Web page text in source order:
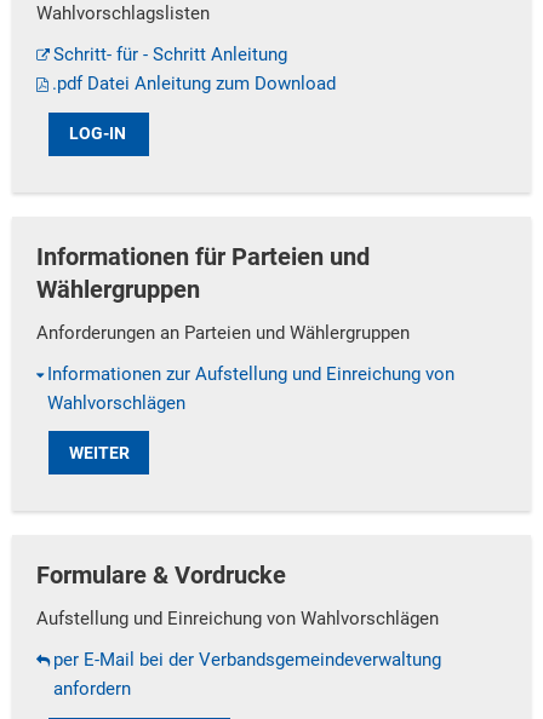
Wahlvorschlagslisten
Schritt- für - Schritt Anleitung
.pdf Datei Anleitung zum Download
LOG-IN
Informationen für Parteien und
Wählergruppen
Anforderungen an Parteien und Wählergruppen
Informationen zur Aufstellung und Einreichung von
Wahlvorschlägen
WEITER
Formulare & Vordrucke
Aufstellung und Einreichung von Wahlvorschlägen
per E-Mail bei der Verbandsgemeindeverwaltung
anfordern